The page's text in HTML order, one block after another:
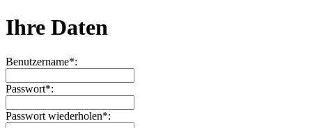
Ihre Daten
Benutzername*:
Passwort*:
Passwort wiederholen*: